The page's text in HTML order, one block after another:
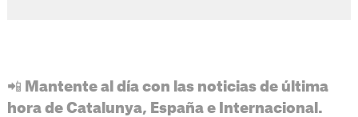
📲 Mantente al día con las noticias de última
hora de Catalunya, España e Internacional.